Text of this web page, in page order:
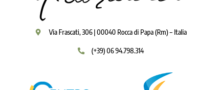
Via Frascati, 306 | 00040 Rocca di Papa (Rm) – Italia
(+39) 06 94.798.314